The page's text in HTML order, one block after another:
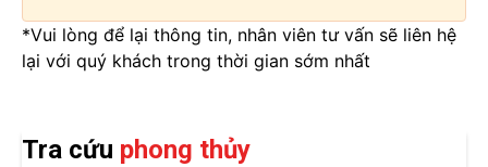
*Vui lòng để lại thông tin, nhân viên tư vấn sẽ liên hệ
lại với quý khách trong thời gian sớm nhất
Tra cứu phong thủy